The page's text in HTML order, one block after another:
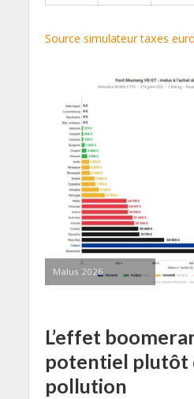
Source simulateur taxes
Malus 2026
L’effet
potentiel plutôt
pollution